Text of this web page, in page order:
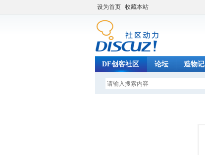
设为首页 收藏本站
DF创客社区 论坛 造物记